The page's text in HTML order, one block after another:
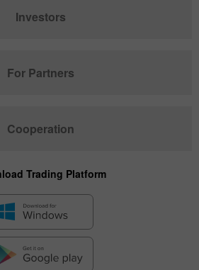
Investors
For Partners
Cooperation
Trading Platform